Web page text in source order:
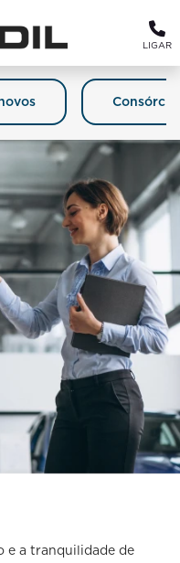
LIGAR
Consórcio
e a tranquilidade de